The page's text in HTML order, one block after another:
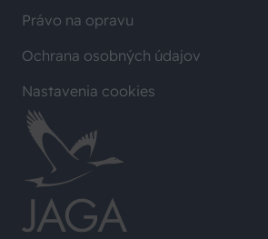
Právo na opravu
Ochrana osobných údajov
Nastavenia cookies